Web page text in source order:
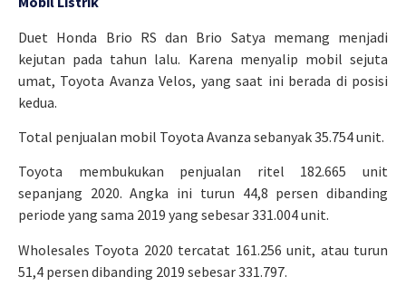
Duet Honda Brio RS dan Brio Satya memang menjadi
kejutan pada tahun lalu. Karena menyalip mobil sejuta
umat, Toyota Avanza Velos, yang saat ini berada di posisi
kedua.
Total penjualan mobil Toyota Avanza sebanyak 35.754 unit.
Toyota membukukan penjualan ritel 182.665 unit
sepanjang 2020. Angka ini turun 44,8 persen dibanding
periode yang sama 2019 yang sebesar 331.004 unit.
Wholesales Toyota 2020 tercatat 161.256 unit, atau turun
51,4 persen dibanding 2019 sebesar 331.797.